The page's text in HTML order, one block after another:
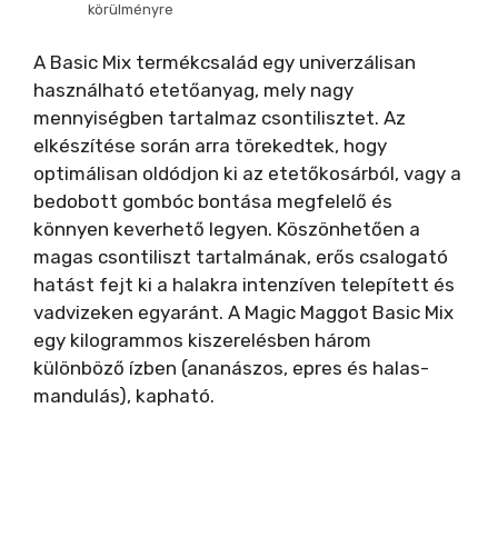
körülményre
A Basic Mix termékcsalád egy univerzálisan
használható etetőanyag, mely nagy
mennyiségben tartalmaz csontilisztet. Az
elkészítése során arra törekedtek, hogy
optimálisan oldódjon ki az etetőkosárból, vagy a
bedobott gombóc bontása megfelelő és
könnyen keverhető legyen. Köszönhetően a
magas csontiliszt tartalmának, erős csalogató
hatást fejt ki a halakra intenzíven telepített és
vadvizeken egyaránt. A Magic Maggot Basic Mix
egy kilogrammos kiszerelésben három
különböző ízben (ananászos, epres és halas-
mandulás), kapható.